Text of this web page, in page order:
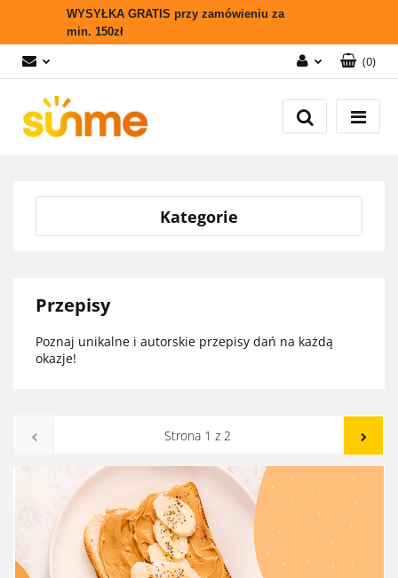
WYSYŁKA GRATIS przy zamówieniu za
min. 150zł
Zaloguj się
Zarejestruj się
(0)
Kategorie
Przepisy
Poznaj unikalne i autorskie przepisy dań na każdą
okazje!